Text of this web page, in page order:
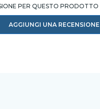
PER QUESTO PRODOTTO
AGGIUNGI UNA RECENSIONE